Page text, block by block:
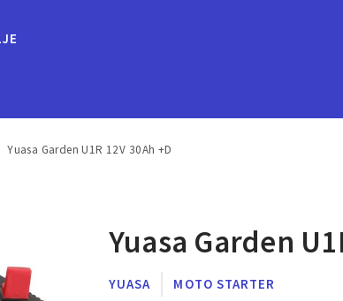
Yuasa Garden U1R 12V 30Ah +D
Yuasa Garden
YUASA MOTO STARTER